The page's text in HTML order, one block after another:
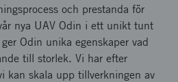
och prestanda för
nya UAV Odin i ett unikt tunt
Odin unika egenskaper vad
till storlek. Vi har efter
kan skala upp tillverkningen av